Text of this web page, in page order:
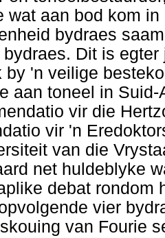
wat aan bod kom
bydraes
Dit is
by 'n veilige
aan toneel in
vir die
vir 'n
van die
net huldeblyke
debat rondom
vier
van Fourie